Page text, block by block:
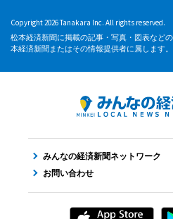
Copyright 2026 Tanakara Inc. All rights reserved.
松本経済新聞に掲載の記事・写真・図表など
本経済新聞またはその情報提供者に属します。
みんなの経済新聞ネットワーク
お問い合わせ